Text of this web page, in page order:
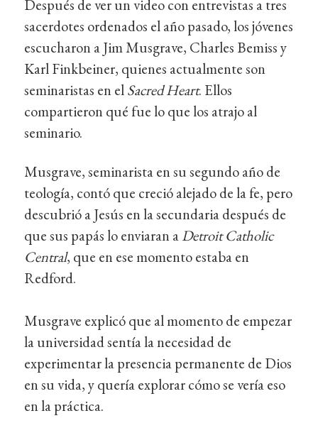
Después de ver un video con entrevistas a tres
sacerdotes ordenados el año pasado, los jóvenes
escucharon a Jim Musgrave, Charles Bemiss y
Karl Finkbeiner, quienes actualmente son
seminaristas en elSacred Heart. Ellos
compartieron qué fue lo que los atrajo al
seminario.
Musgrave, seminarista en su segundo año de
teología, contó que creció alejado de la fe, pero
descubrió a Jesús en la secundaria después de
que sus papás lo enviaran aDetroit Catholic
Central, que en ese momento estaba en
Redford.
Musgrave explicó que al momento de empezar
la universidad sentía la necesidad de
experimentar la presencia permanente de Dios
en su vida, y quería explorar cómo se vería eso
en la práctica.